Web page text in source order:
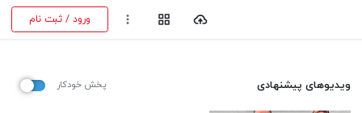
ورود / ثبت نام
ویدیوهای پیشنهادی پخش خودکار